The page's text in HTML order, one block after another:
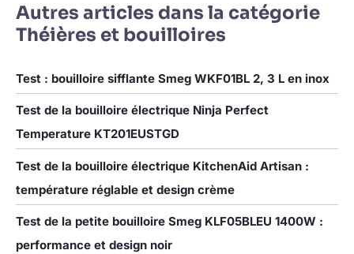
Autres articles dans la catégorie
Théières et bouilloires
Test : bouilloire sifflante Smeg WKF01BL 2, 3 L en inox
Test de la bouilloire électrique Ninja Perfect
Temperature KT201EUSTGD
Test de la bouilloire électrique KitchenAid Artisan :
température réglable et design crème
Test de la petite bouilloire Smeg KLF05BLEU 1400W :
performance et design noir